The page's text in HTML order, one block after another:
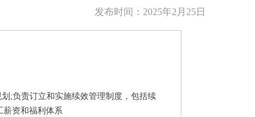
;负责订立和实施续效管理制度，包括续
薪资和福利体系
发布时间： 2025年2月25日